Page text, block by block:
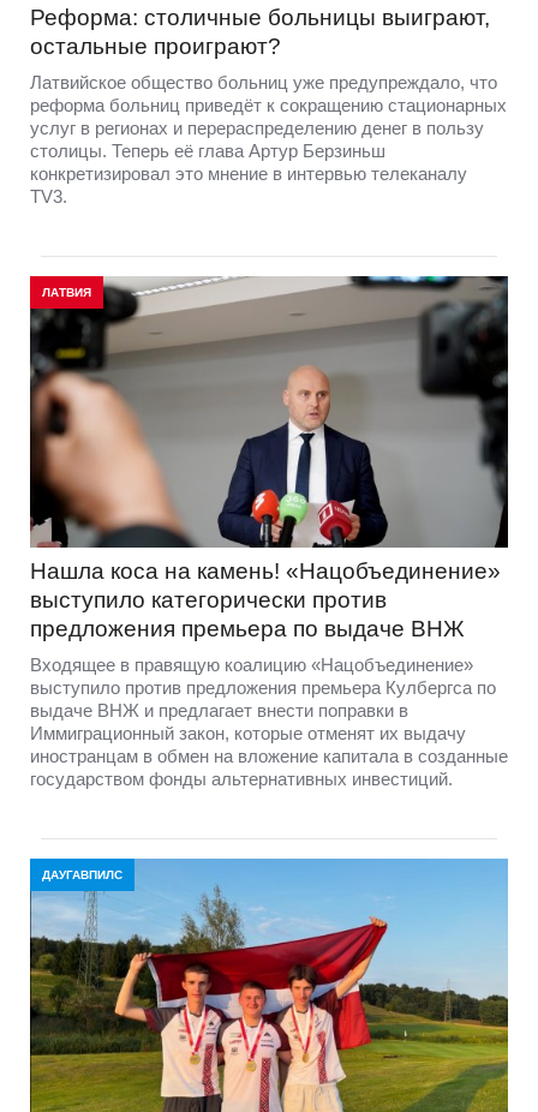
Реформа: столичные больницы выиграют,
остальные проиграют?
Латвийское общество больниц уже предупреждало, что
реформа больниц приведёт к сокращению стационарных
услуг в регионах и перераспределению денег в пользу
столицы. Теперь её глава Артур Берзиньш
конкретизировал это мнение в интервью телеканалу
TV3.
ЛАТВИЯ
Нашла коса на камень! «Нацобъединение»
выступило категорически против
предложения премьера по выдаче ВНЖ
Входящее в правящую коалицию «Нацобъединение»
выступило против предложения премьера Кулбергса по
выдаче ВНЖ и предлагает внести поправки в
Иммиграционный закон, которые отменят их выдачу
иностранцам в обмен на вложение капитала в созданные
государством фонды альтернативных инвестиций.
ДАУГАВПИЛС